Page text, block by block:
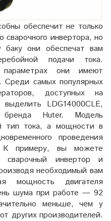
обеспечит не только
инвертора, но
баку они обеспечат вам
подачи тока.
они имеют
самых популярных
доступных на
LDG14000CLE,
бренда Huter. Модель
тип тока, а мощности в
проведения
К примеру, вы можете
сварочный инвертор и
необходимый вам
мощность двигателя
шума при работе — 92
меньше, чем у
других производителей.